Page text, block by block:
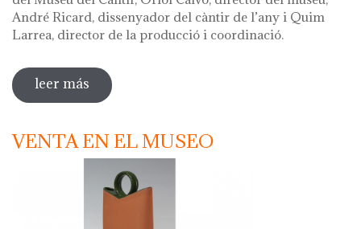
André Ricard, dissenyador del càntir de l’any i Quim
Larrea, director de la producció i coordinació.
leer más sobre vídeo presentació càntir 2020
VENTA EN EL MUSEO